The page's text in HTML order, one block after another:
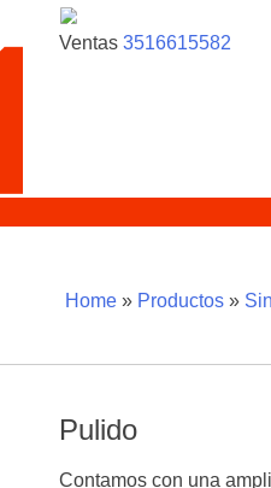
Ventas 3516615582
Home » Productos »
Pulido
Contamos con una